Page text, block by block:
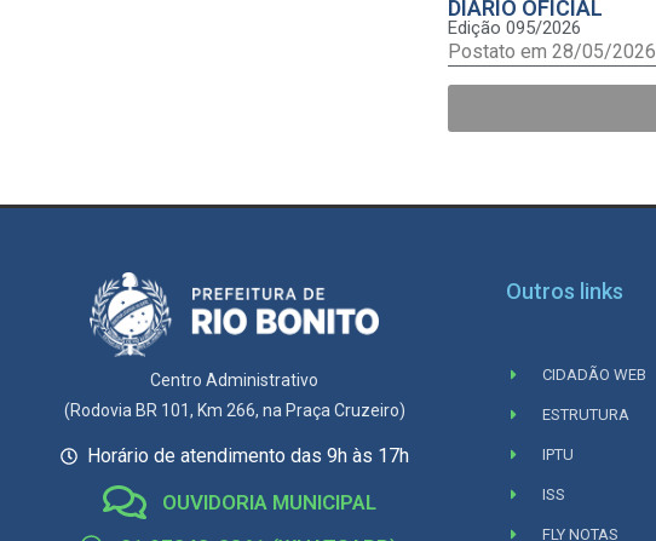
DIÁRIO OFICIAL
Edição 095/2026
Postato em 28/05/2026
Centro Administrativo
(Rodovia BR 101, Km 266, na Praça Cruzeiro)
Horário de atendimento das 9h às 17h
OUVIDORIA MUNICIPAL
Outros links
CIDADÃO WEB
ESTRUTURA
IPTU
ISS
FLY NOTAS